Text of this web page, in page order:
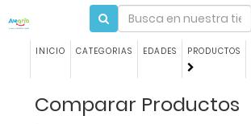
INICIO CATEGORIAS EDADES PRODUCTOS
Comparar Productos